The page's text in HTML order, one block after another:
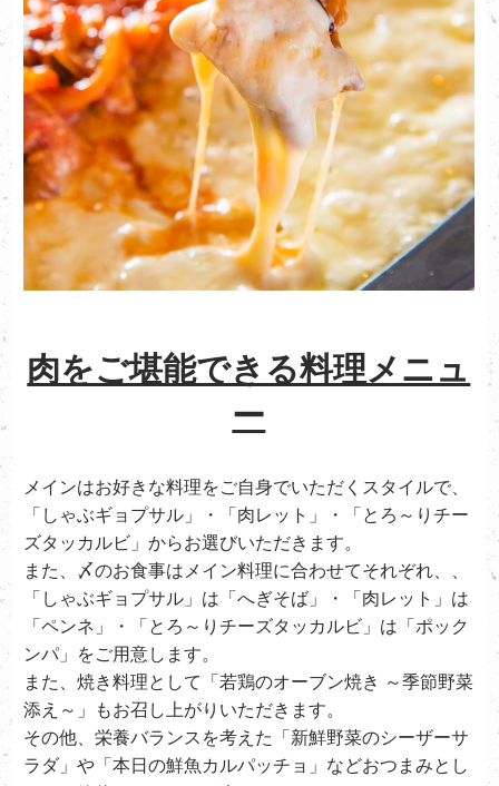
肉をご堪能できる料理メニュ
ー
メインはお好きな料理をご自身でいただくスタイルで、
「しゃぶギョプサル」・「肉レット」・「とろ～りチー
ズタッカルビ」からお選びいただきます。
また、〆のお食事はメイン料理に合わせてそれぞれ、、
「しゃぶギョプサル」は「へぎそば」・「肉レット」は
「ペンネ」・「とろ～りチーズタッカルビ」は「ポック
ンパ」をご用意します。
また、焼き料理として「若鶏のオーブン焼き ～季節野菜
添え～」もお召し上がりいただきます。
その他、栄養バランスを考えた「新鮮野菜のシーザーサ
ラダ」や「本日の鮮魚カルパッチョ」などおつまみとし